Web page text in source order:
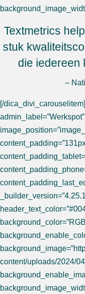
Textmetrics
stuk
die iedereen
–
[/
content/uploads/2024/